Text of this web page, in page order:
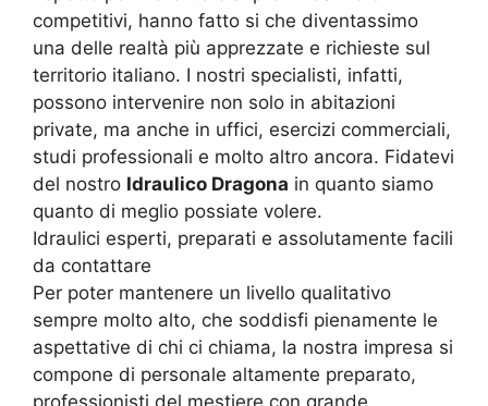
competitivi, hanno fatto si che diventassimo
una delle realtà più apprezzate e richieste sul
territorio italiano. I nostri specialisti, infatti,
possono intervenire non solo in abitazioni
private, ma anche in uffici, esercizi commerciali,
studi professionali e molto altro ancora. Fidatevi
del nostro Idraulico Dragona in quanto siamo
quanto di meglio possiate volere.
Idraulici esperti, preparati e assolutamente facili
da contattare
Per poter mantenere un livello qualitativo
sempre molto alto, che soddisfi pienamente le
aspettative di chi ci chiama, la nostra impresa si
compone di personale altamente preparato,
professionisti del mestiere con grande